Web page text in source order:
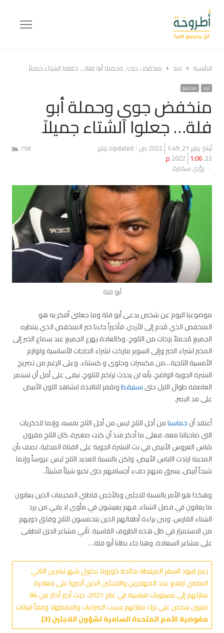
Menu
الرئيسة ترند منخفض جوي وحملة أبو فلة… جعلوا الشتاء جميلاً
ترند مجتمع
منخفض جوي وحملة أبو
فلة… جعلوا الشتاء جميلاً
نُشرَ:يناير 21, 2022 1:49 ص
Updated: يناير
22, 2022 1:06 م
Author
رؤى سمارة
758
أبو فلة
موضوعنا اليوم عن شخص يدعى أبو فلة وما جعلني أفكر به هو
المنخفض الذي قَدم إلى الأردن. فأخيراً جاءنا خبر المنخفض الذي ينتظره
الجميع مُحملاً بزخات من الثلوج. وكالعادة يهرع الجميع عند سماع الخبر إلى
المخبز لشراء الخبز وإلى السوبر ماركت لشراء الحاجات الأساسية ولوازم
الأمسية الثلجية…من مكسرات وحلوى و كستناء. وعلى الرغم من تصريح
النشرة الجوية الواضح، بأنه لن يحدث تراكم للثلوج، نبقى على أمل أن تستمر
العاصفة طوال الليل حتىنستيقظونقفز للنافذة لنشاهد اللون الأبيض
على مد البصر.
أعتقد أنحماسنامن أجل الثلج ليس من أجل الثلج نفسه، وإنما للذكريات
التي صاحباتنا معه. فعلى ما أذكر منذ أن كنت صغيرة، كان الثلج مقرون
بلباس العروس الأبيض في بث النشرة الجوية على القناة المحلية. تصف بأن
المدينة ارتدت اللباس الأبيض، ولكن بالنسبة للعديد الثلج ليس عروساً وإنما
شبحاً أبيض. يسرق منهم دفء أجسامهم حتى تخبو شيئاً فشيئاً..
وهكذا هو الأمر بالنسبة للاجئين وبالأخص قاطني المخيمات الذين يعانون
ما يعانون في فصل الشتاء. فهم يعيشون في مأوى لا يقي من برد
الشتاء القارس. وبين براءة أطفالهم الذين يتحمسون للثلج وقلق ذويهم
من الاستمرار في ظل هذه الظروف القاسية. تأتي مشاعر الحزن لتطغى
على مشاعر السعادة. وهنا جاء بطلنا أبو فلة…
رغم قيود السفر المرتبطة بجائحة كورونا، بحلول شهر تشرين الثاني
الماضي ارتفع عدد المهاجرين واللاجئين الذين أجبروا على مغادرة
منازلهم إلى مستويات قياسية في عام 2021. حيث أجبر أكثر من 84
مليون شخص على ترك منازلهم بسبب الصراعات والاضطهاد وفقاً لبيانات
مفوضية الأمم المتحدة السامية لشؤون اللاجئين [3].